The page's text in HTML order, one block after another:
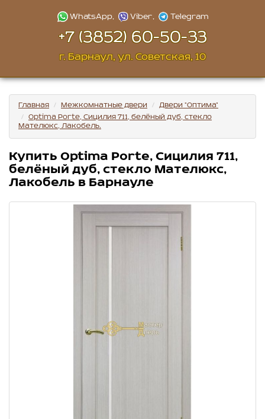
+7 (3852) 60-50-33
г. Барнаул, ул. Советская, 10
Главная Межкомнатные двери
Двери "Оптима"
Optima Porte, Сицилия 711, белёный дуб, стекло
Мателюкс, Лакобель.
Купить Optima Porte, Сицилия 711,
белёный дуб, стекло Мателюкс,
Лакобель в Барнауле